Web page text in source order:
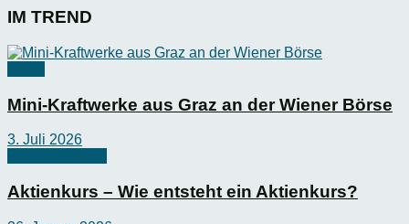
IM TREND
Mini-Kraftwerke aus Graz an der Wiener Börse
3. Juli 2026
Aktienkurs – Wie entsteht ein Aktienkurs?